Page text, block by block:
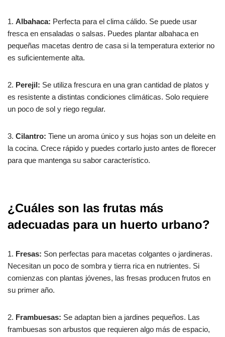
1. Albahaca: Perfecta para el clima cálido. Se puede usar
fresca en ensaladas o salsas. Puedes plantar albahaca en
pequeñas macetas dentro de casa si la temperatura exterior no
es suficientemente alta.
2. Perejil: Se utiliza frescura en una gran cantidad de platos y
es resistente a distintas condiciones climáticas. Solo requiere
un poco de sol y riego regular.
3. Cilantro: Tiene un aroma único y sus hojas son un deleite en
la cocina. Crece rápido y puedes cortarlo justo antes de florecer
para que mantenga su sabor característico.
¿Cuáles son las frutas más
adecuadas para un huerto urbano?
1. Fresas: Son perfectas para macetas colgantes o jardineras.
Necesitan un poco de sombra y tierra rica en nutrientes. Si
comienzas con plantas jóvenes, las fresas producen frutos en
su primer año.
2. Frambuesas: Se adaptan bien a jardines pequeños. Las
frambuesas son arbustos que requieren algo más de espacio,